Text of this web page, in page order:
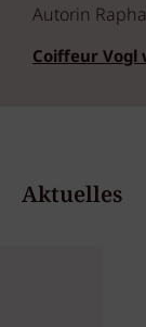
Autorin
Coiffeur
Aktuelles